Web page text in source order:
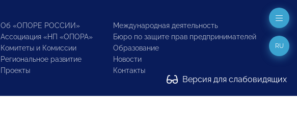
Об «ОПОРЕ РОССИИ»
Ассоциация «НП «ОПОРА»
Комитеты и Комиссии
Региональное развитие
Проекты
Международная деятельность
Бюро по защите прав предпринимателей
Образование
Новости
Контакты
Версия для слабовидящих
RU